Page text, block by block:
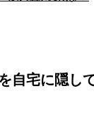
自宅に隠し